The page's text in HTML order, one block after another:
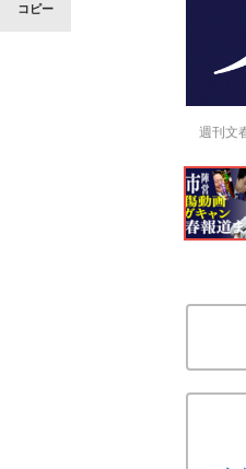
コピー
週刊文